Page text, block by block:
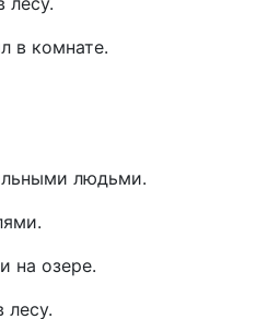
в комнате.
людьми.
на озере.